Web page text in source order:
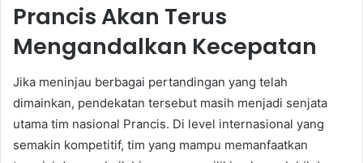
Prancis Akan Terus
Mengandalkan Kecepatan
Jika meninjau berbagai pertandingan yang telah
dimainkan, pendekatan tersebut masih menjadi senjata
utama tim nasional Prancis. Di level internasional yang
semakin kompetitif, tim yang mampu memanfaatkan